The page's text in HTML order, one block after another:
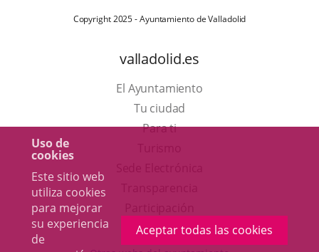
Uso de
cookies
Este sitio web
utiliza cookies
para mejorar
su experiencia
de
Aceptar todas las cookies
Copyright 2025 - Ayuntamiento de Valladolid
valladolid.es
El Ayuntamiento
Tu ciudad
Para ti
en
una
aplicación
externa.